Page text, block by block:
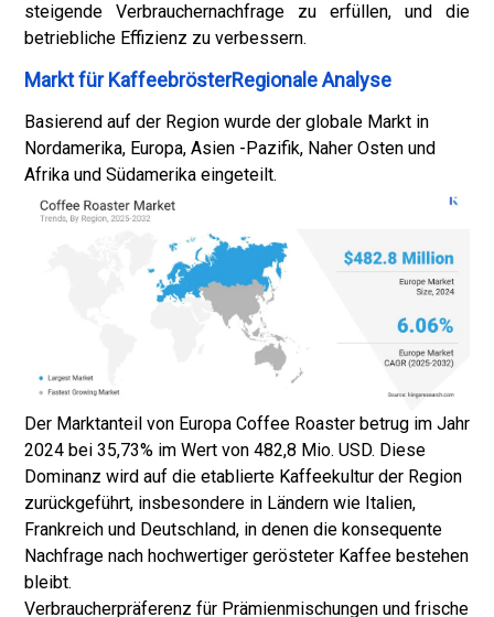
steigende Verbrauchernachfrage zu erfüllen, und die
betriebliche Effizienz zu verbessern.
Markt für KaffeebrösterRegionale Analyse
Basierend auf der Region wurde der globale Markt in
Nordamerika, Europa, Asien -Pazifik, Naher Osten und
Afrika und Südamerika eingeteilt.
Der Marktanteil von Europa Coffee Roaster betrug im Jahr
2024 bei 35,73% im Wert von 482,8 Mio. USD. Diese
Dominanz wird auf die etablierte Kaffeekultur der Region
zurückgeführt, insbesondere in Ländern wie Italien,
Frankreich und Deutschland, in denen die konsequente
Nachfrage nach hochwertiger gerösteter Kaffee bestehen
bleibt.
Verbraucherpräferenz für Prämienmischungen und frische